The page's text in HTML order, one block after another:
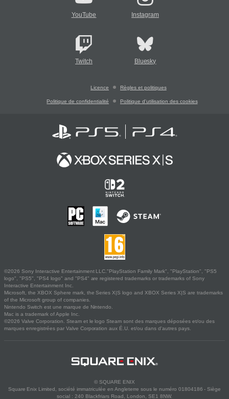
YouTube Instagram
Twitch Bluesky
Licence Règles et politiques
Politique de confidentialité Politique d'utilisation des cookies
©2026 Sony Interactive Entertainment LLC."PlayStation Family Mark", "PlayStation", "PS5
logo", "PS5", "PS4 logo" and "PS4" are registered trademarks or trademarks of Sony
Interactive Entertainment Inc.
Microsoft, the XBOX Sphere mark, the Series X|S logo and XBOX Series X|S are trademarks
of the Microsoft group of companies.
Nintendo Switch est une marque de Nintendo.
Mac is a trademark of Apple Inc.
©2026 Valve Corporation. Steam et le logo Steam sont des marques déposées et/ou des
marques enregistrées par Valve Corporation aux É.U. et/ou dans d'autres pays.
© SQUARE ENIX
Square Enix Limited, société immatriculée en Angleterre sous le numéro 01804186 - Siège
social : 240 Blackfriars Road, London, SE1 8NW.